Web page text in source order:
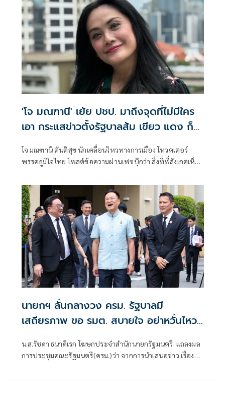
'โจ มณฑานี' เย้ย ปชป. มาถึงจุดที่ไม่มีใคร
เอา กระแสข่าวตั้งรัฐบาลส้ม เขียว แดง ก็
โจ มณฑานี ตันติสุข นักเคลื่อนไหวทางการเมือง โหวตเตอร์
พรรคภูมิใจไทย โพสต์ข้อความผ่านเฟซบุ๊กว่า สิ่งที่พี่สังเกตเห็น
ที่เป็นพรรคที่ทุกฝั่งลืมได้ไงเนี้ย
นายกฯ ลั่นกลางวง ครม. รัฐบาลมี
เสถียรภาพ ขอ รมต. สบายใจ อย่าหวั่นไหว
น.ส.รัชดา ธนาดิเรก โฆษกประจำสำนักนายกรัฐมนตรี แถลงผล
การประชุมคณะรัฐมนตรี(ครม.)ว่า จากการนำเสนอข่าว เรื่อง